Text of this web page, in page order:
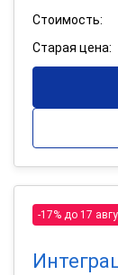
Стоимость:
Старая цена:
-17% до 17